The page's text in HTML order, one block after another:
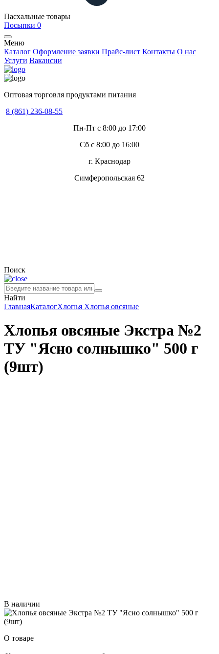
Пасхальные товары
Посыпки 0
Меню
Каталог Оформление заявки Прайс-лист Контакты О нас
Услуги Вакансии
Оптовая торговля продуктами питания
8 (861) 236-08-55
Пн-Пт с 8:00 до 17:00
Сб с 8:00 до 16:00
г. Краснодар
Симферопольская 62
Поиск
Найти
ГлавнаяКаталогХлопья Хлопья овсяные
Хлопья овсяные Экстра №2
ТУ "Ясно солнышко" 500 г
(9шт)
В наличии
О товаре